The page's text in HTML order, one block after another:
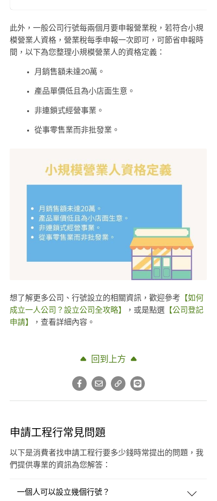
此外，一般公司行號每兩個月要申報營業稅，若符合小規
模營業人資格，營業稅每季申報一次即可，可節省申報時
間，以下為您整理小規模營業人的資格定義：
月銷售額未達20萬。
產品單價低且為小店面生意。
非連鎖式經營事業。
從事零售業而非批發業。
想了解更多公司、行號設立的相關資訊，歡迎參考 【如何
成立一人公司？設立公司全攻略】
，或是點選 【公司登記
申請】
，查看詳細內容。
回到上方
申請工程行常見問題
以下是消費者找申請工程行要多少錢時常提出的問題，我
們提供專業的資訊為您解答：
一個人可以設立幾個行號？